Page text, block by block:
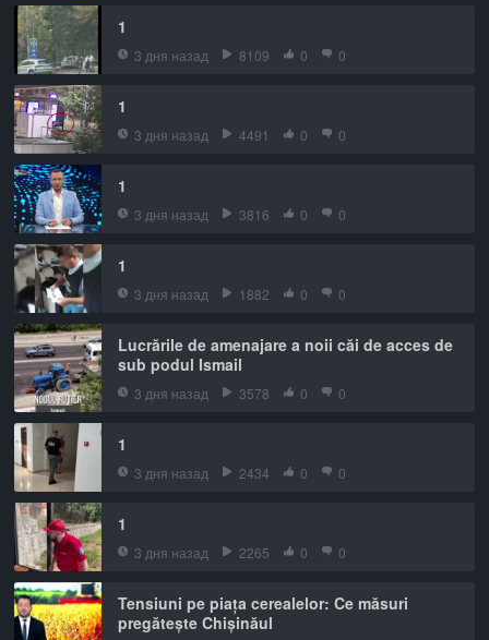
1
3 дня назад 8109 0 0
1
3 дня назад 4491 0 0
1
3 дня назад 3816 0 0
1
3 дня назад 1882 0 0
Lucrările de amenajare a noii căi de acces de
sub podul Ismail
3 дня назад 3578 0 0
1
3 дня назад 2434 0 0
1
3 дня назад 2265 0 0
Tensiuni pe piața cerealelor: Ce măsuri
pregătește Chișinăul